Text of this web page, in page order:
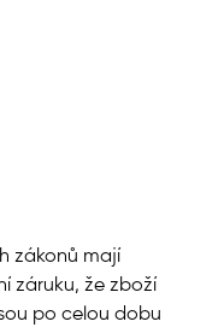
zákonů mají
záruku, že zboží
po celou dobu